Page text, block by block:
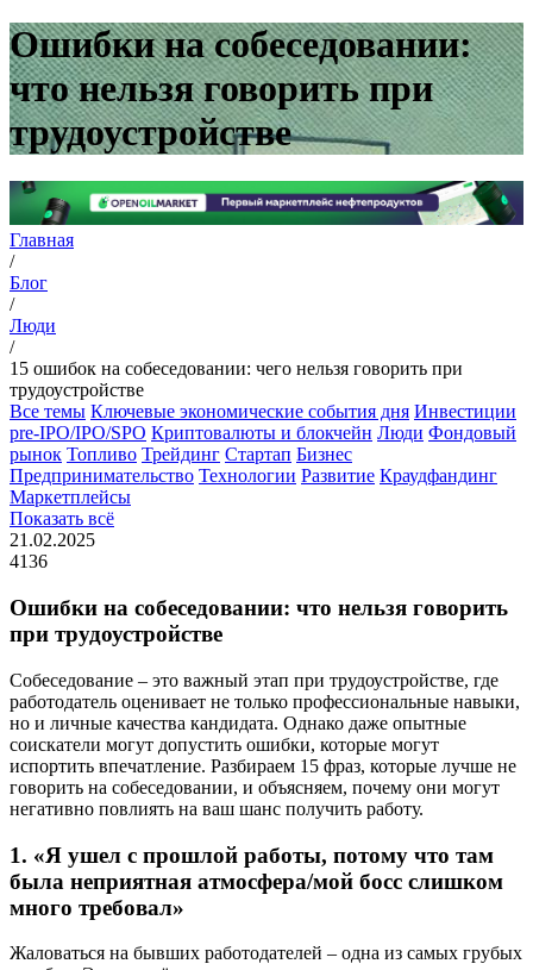
Ошибки на собеседовании:
что нельзя говорить при
трудоустройстве
Главная
/
Блог
/
Люди
/
15 ошибок на собеседовании: чего нельзя говорить при
трудоустройстве
Все темы Ключевые экономические события дня Инвестиции
pre-IPO/IPO/SPO Криптовалюты и блокчейн Люди Фондовый
рынок Топливо Трейдинг Стартап Бизнес
Предпринимательство Технологии Развитие Краудфандинг
Маркетплейсы
Показать всё
21.02.2025
4136
Ошибки на собеседовании: что нельзя говорить
при трудоустройстве
Собеседование – это важный этап при трудоустройстве, где
работодатель оценивает не только профессиональные навыки,
но и личные качества кандидата. Однако даже опытные
соискатели могут допустить ошибки, которые могут
испортить впечатление. Разбираем 15 фраз, которые лучше не
говорить на собеседовании, и объясняем, почему они могут
негативно повлиять на ваш шанс получить работу.
1. «Я ушел с прошлой работы, потому что там
была неприятная атмосфера/мой босс слишком
много требовал»
Жаловаться на бывших работодателей – одна из самых грубых